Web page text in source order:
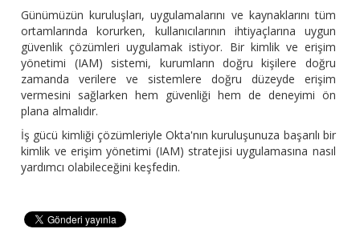
Günümüzün kuruluşları, uygulamalarını ve kaynaklarını tüm
ortamlarında korurken, kullanıcılarının ihtiyaçlarına uygun
güvenlik çözümleri uygulamak istiyor. Bir kimlik ve erişim
yönetimi (IAM) sistemi, kurumların doğru kişilere doğru
zamanda verilere ve sistemlere doğru düzeyde erişim
vermesini sağlarken hem güvenliği hem de deneyimi ön
plana almalıdır.
İş gücü kimliği çözümleriyle Okta'nın kuruluşunuza başarılı bir
kimlik ve erişim yönetimi (IAM) stratejisi uygulamasına nasıl
yardımcı olabileceğini keşfedin.